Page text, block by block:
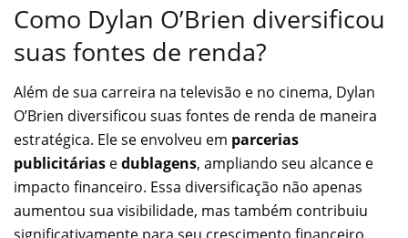
Como Dylan O’Brien diversificou
suas fontes de renda?
Além de sua carreira na televisão e no cinema, Dylan
O’Brien diversificou suas fontes de renda de maneira
estratégica. Ele se envolveu em parcerias
publicitárias edublagens, ampliando seu alcance e
impacto financeiro. Essa diversificação não apenas
aumentou sua visibilidade, mas também contribuiu